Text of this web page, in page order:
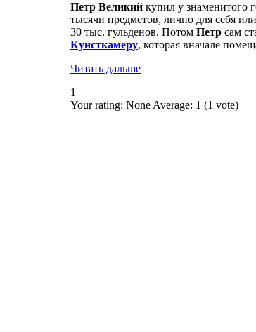
Петр Великий купил у знаменитого
тысячи предметов, лично для себя
30 тыс. гульденов. Потом Петр сам
Кунсткамеру, которая вначале
Читать дальше
1
Your rating: None Average: 1 (1 vote)